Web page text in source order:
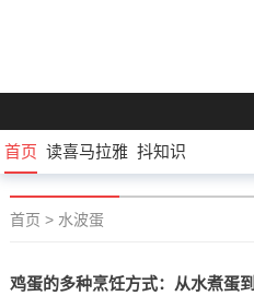
首页 读喜马拉雅 抖知识
首页 > 水波蛋
鸡蛋的多种烹饪方式：从水煮蛋